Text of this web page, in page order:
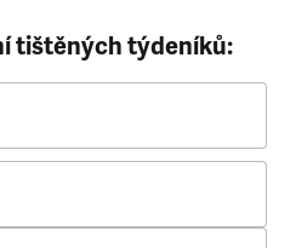
tištěných týdeníků: